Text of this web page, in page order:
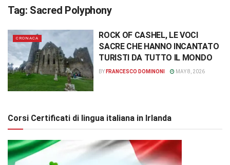
Tag: Sacred Polyphony
CRONACA
ROCK OF CASHEL, LE VOCI
SACRE CHE HANNO INCANTATO
TURISTI DA TUTTO IL MONDO
BY FRANCESCO DOMINONI MAY 8, 2026
Corsi Certificati di lingua italiana in Irlanda